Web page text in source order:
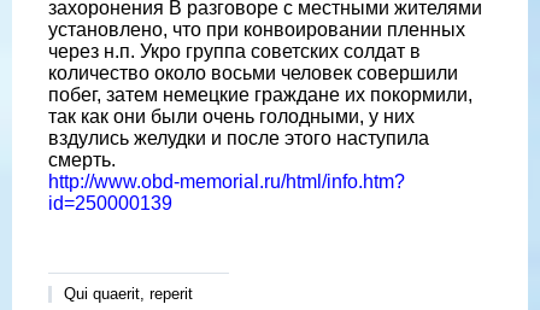
захоронения В разговоре с местными жителями
установлено, что при конвоировании пленных
через н.п. Укро группа советских солдат в
количество около восьми человек совершили
побег, затем немецкие граждане их покормили,
так как они были очень голодными, у них
вздулись желудки и после этого наступила
смерть.
http://www.obd-memorial.ru/html/info.htm?
id=250000139
Qui quaerit, reperit